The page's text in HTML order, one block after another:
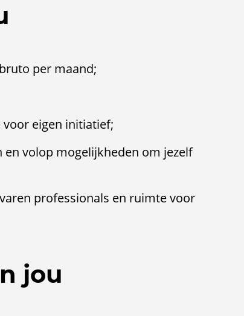
per maand;
eigen initiatief;
volop mogelijkheden om jezelf
professionals en ruimte voor
jou